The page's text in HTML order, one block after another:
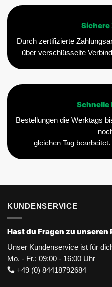
Sichere
Durch zertifizierte
über verschlüsselte
Schnelle
Bestellungen die Werktags
gleichen Tag
KUNDENSERVICE
Hast du Fragen zu unseren
Unser Kundenservice ist für
Mo. - Fr.: 09:00 - 16:00 Uhr
+49 (0) 84418792684